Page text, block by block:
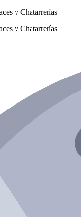
y Chatarrerías
y Chatarrerías